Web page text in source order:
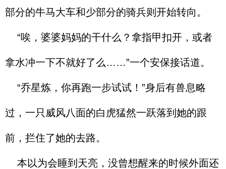
部分的牛马大车和少部分的骑兵则开始转向。
“唉，婆婆妈妈的干什么？拿指甲扣开，或者
拿水冲一下不就好了么……”一个安保接话道。
“乔星炼，你再跑一步试试！”身后有兽息略
过，一只威风八面的白虎猛然一跃落到她的跟
前，拦住了她的去路。
本以为会睡到天亮，没曾想醒来的时候外面还